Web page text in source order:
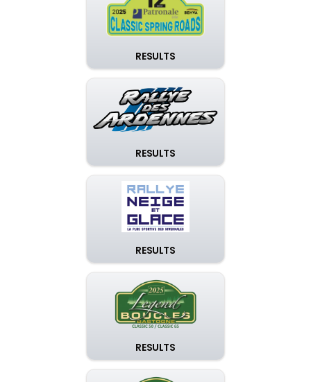
RESULTS
RESULTS
RESULTS
RESULTS